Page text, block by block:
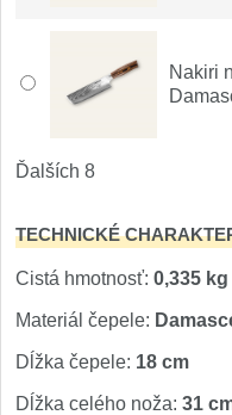
Nože Samura
Ostřiče nožů V-
Brúsky na nože 9
Doplnky a diely 4
Dopredaj
Nakiri
Ďalších 8
TECHNICKÉ
Cistá hmotnosť: 0,335 kg
Materiál čepele:
Dĺžka čepele: 18 cm
Dĺžka celého noža: 31